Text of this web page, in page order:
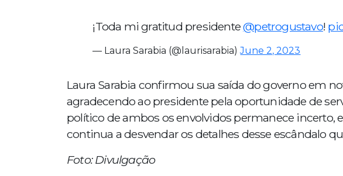
¡Toda mi gratitud presidente@petrogustavo!
— Laura Sarabia (@laurisarabia)June 2, 2023
Laura Sarabia confirmou sua saída do governo em
agradecendo ao presidente pela oportunidade de
político de ambos os envolvidos permanece incerto,
continua a desvendar os detalhes desse escândalo
Foto: Divulgação